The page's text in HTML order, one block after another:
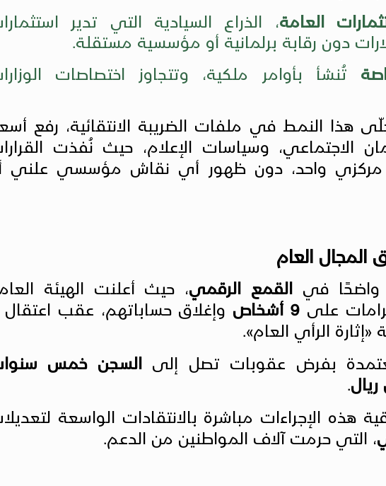
العامة، الذراع السيادية التي تدير
دون رقابة برلمانية أو مؤسسية مستقلة.
تُنشأ بأوامر ملكية، وتتجاوز اختصاصات
هذا النمط في ملفات الضريبة الانتقائية، رفع
الاجتماعي، وسياسات الإعلام، حيث نُفذت
مركزي واحد، دون ظهور أي نقاش مؤسسي علني
المجال العام
واضحًا في القمع الرقمي، حيث أعلنت الهيئة
على 9 أشخاص وإغلاق حساباتهم، عقب
«إثارة الرأي العام».
بفرض عقوبات تصل إلىالسجن خمس
.
الإجراءات مباشرة بالانتقادات الواسعة
، التي حرمت آلاف المواطنين من الدعم.